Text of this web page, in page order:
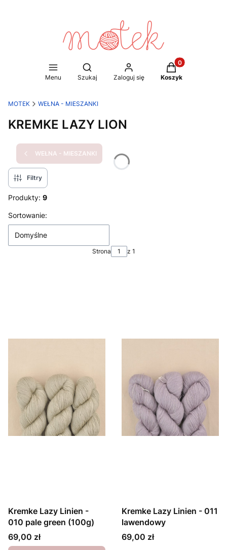
Menu
Otwórz wyszukiwarkę
Szukaj Zaloguj się
Produkty w
Koszyk
MOTEK WEŁNA - MIESZANKI
KREMKE LAZY LION
WEŁNA - MIESZANKI
Filtry
Produkty: 9
Lista produktów
Sortowanie:
Domyślne
Strona z 1
Kremke Lazy Linien -
010 pale green (100g)
Cena
69,00 zł
Kremke Lazy Linien - 011
lawendowy
Cena
69,00 zł